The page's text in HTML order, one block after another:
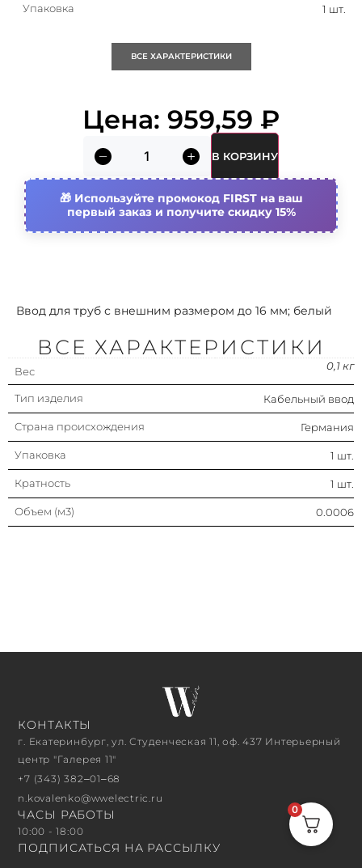
Ввод для труб с внешним размером до 16 мм; белый
Упаковка 1 шт.
ВСЕ ХАРАКТЕРИСТИКИ
Цена: 959,59 ₽
В КОРЗИНУ
Используйте промокод FIRST на ваш
первый заказ и получите скидку 15%
ВСЕ ХАРАКТЕРИСТИКИ
Вес 0,1 кг
Тип изделия Кабельный ввод
Страна происхождения Германия
Упаковка 1 шт.
Кратность 1 шт.
Объем (м3) 0.0006
КОНТАКТЫ
г. Екатеринбург, ул. Студенческая 11, оф. 437 Интерьерный
центр "Галерея 11"
+7 (343) 382‒01‒68
n.kovalenko@wwelectric.ru
ЧАСЫ РАБОТЫ
10:00 - 18:00
ПОДПИСАТЬСЯ НА РАССЫЛКУ
0